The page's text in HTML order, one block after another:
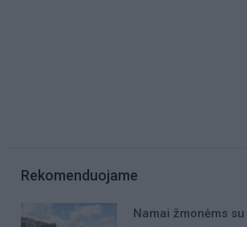
Rekomenduojame
Namai žmonėms